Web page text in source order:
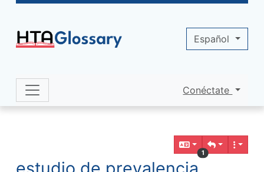
Navigation and related functionality
1
Site identity, navigation, etc.
Conéctate
Español